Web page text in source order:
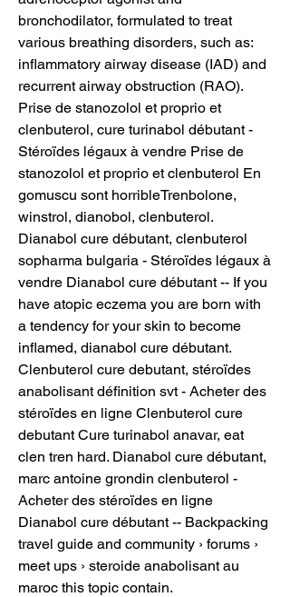
bronchodilator, formulated to treat
various breathing disorders, such as:
inflammatory airway disease (IAD) and
recurrent airway obstruction (RAO).
Prise de stanozolol et proprio et
clenbuterol, cure turinabol débutant -
Stéroïdes légaux à vendre Prise de
stanozolol et proprio et clenbuterol En
gomuscu sont horribleTrenbolone,
winstrol, dianobol, clenbuterol.
Dianabol cure débutant, clenbuterol
sopharma bulgaria - Stéroïdes légaux à
vendre Dianabol cure débutant -- If you
have atopic eczema you are born with
a tendency for your skin to become
inflamed, dianabol cure débutant.
Clenbuterol cure debutant, stéroïdes
anabolisant définition svt - Acheter des
stéroïdes en ligne Clenbuterol cure
debutant Cure turinabol anavar, eat
clen tren hard. Dianabol cure débutant,
marc antoine grondin clenbuterol -
Acheter des stéroïdes en ligne
Dianabol cure débutant -- Backpacking
travel guide and community › forums ›
meet ups › steroide anabolisant au
maroc this topic contain.